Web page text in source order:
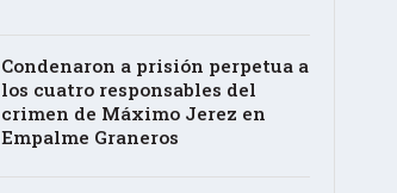
Condenaron a prisión perpetua a
los cuatro responsables del
crimen de Máximo Jerez en
Empalme Graneros